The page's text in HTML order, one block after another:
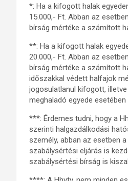
*: Ha a kifogott halak
15.000,- Ft. Abban az
bírság mértéke a számított
**: Ha a kifogott halak
20.000,- Ft. Abban az
bírság mértéke a számított
időszakkal védett halfajok
jogosulatlanul kifogott,
meghaladó egyede
***: Érdemes tudni, hogy a
szerinti halgazdálkodási
személy, abban az esetben
szabálysértési eljárás is
szabálysértési bírság is